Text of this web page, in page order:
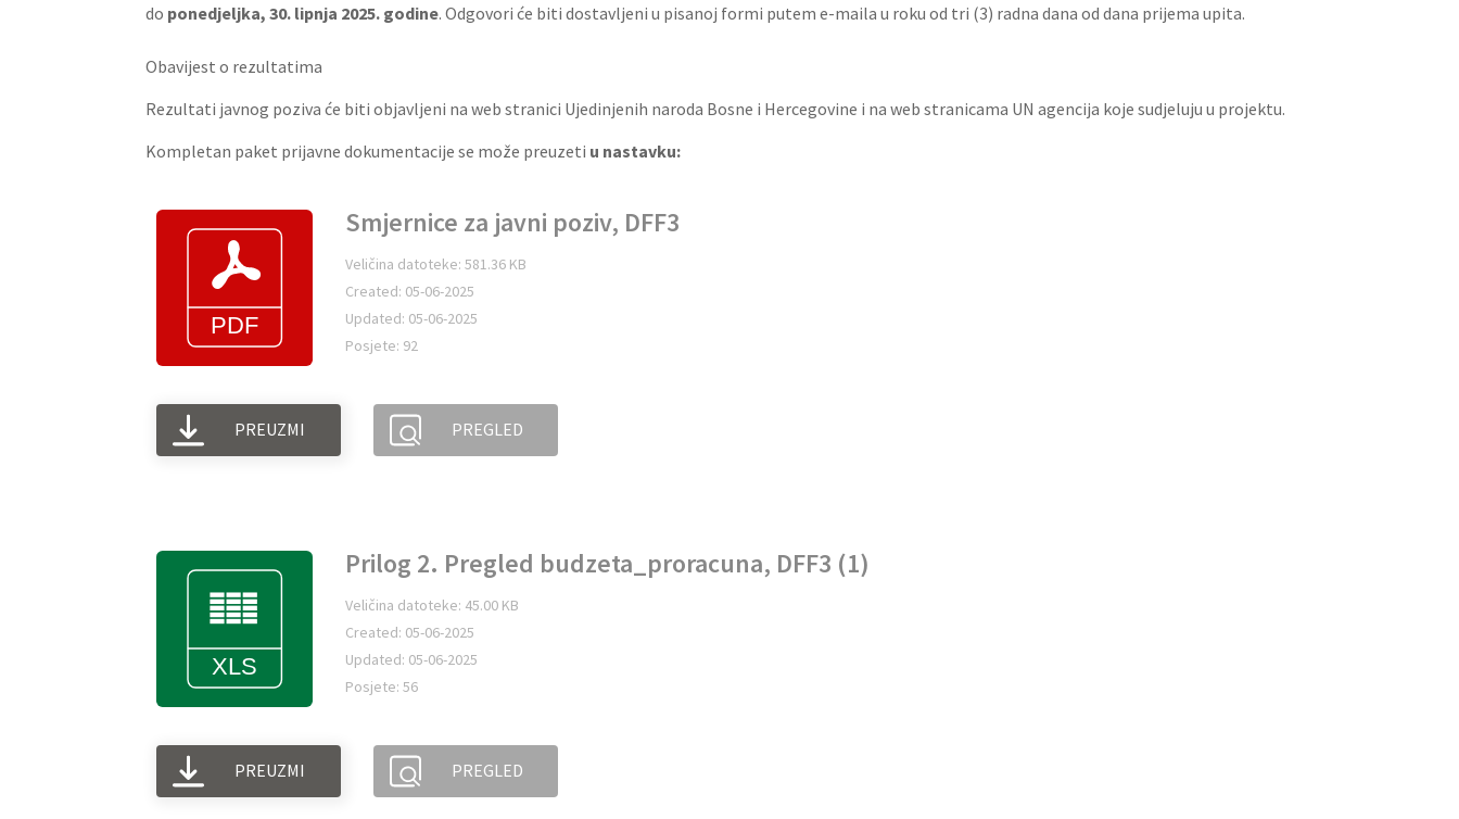
do ponedjeljka, 30. lipnja 2025. godine. Odgovori će biti dostavljeni u pisanoj formi putem e-maila u roku od tri (3) radna dana od dana prijema upita.
Obavijest o rezultatima
Rezultati javnog poziva će biti objavljeni na web stranici Ujedinjenih naroda Bosne i Hercegovine i na web stranicama UN agencija koje sudjeluju u projektu.
Kompletan paket prijavne dokumentacije se može preuzeti u nastavku:
Smjernice za javni poziv, DFF3
Veličina datoteke: 581.36 KB
Created: 05-06-2025
Updated: 05-06-2025
Posjete: 92
PREUZMI PREGLED
Prilog 2. Pregled budzeta_proracuna, DFF3 (1)
Veličina datoteke: 45.00 KB
Created: 05-06-2025
Updated: 05-06-2025
Posjete: 56
PREUZMI PREGLED